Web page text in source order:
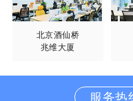
北京酒仙桥
兆维大厦
服务热